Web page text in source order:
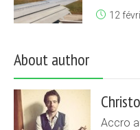
12
About author
Accro